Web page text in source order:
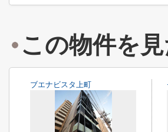
この物件を
ブエナビスタ上町